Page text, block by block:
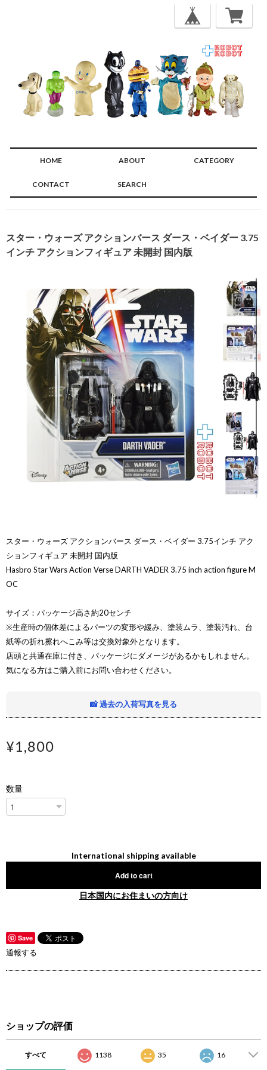
HOME ABOUT CATEGORY
CONTACT SEARCH
スター・ウォーズ アクションバース ダース・ベイダー 3.75
インチ アクションフィギュア 未開封 国内版
スター・ウォーズ アクションバース ダース・ベイダー 3.75インチ アク
ションフィギュア 未開封 国内版
Hasbro Star Wars Action Verse DARTH VADER 3.75 inch action figure M
OC
サイズ：パッケージ高さ約20センチ
※生産時の個体差によるパーツの変形や緩み、塗装ムラ、塗装汚れ、台
紙等の折れ擦れへこみ等は交換対象外となります。
店頭と共通在庫に付き、パッケージにダメージがあるかもしれません。
気になる方はご購入前にお問い合わせください。
📸 過去の入荷写真を見る
¥1,800
数量
International shipping available
Add to cart
日本国内にお住まいの方向け
Save
通報する
ショップの評価
すべて 1138 35 16